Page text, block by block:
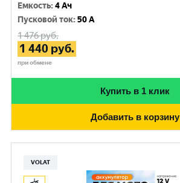
Емкость:4 Ач
Пусковой ток:50 A
1 476руб.
1 440 руб.
при обмене
Купить в 1 клик
Добавить в корзину
VOLAT